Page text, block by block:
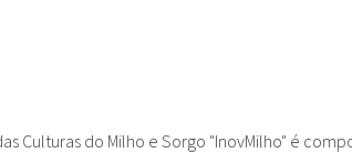
Culturas do Milho e Sorgo "InovMilho" é